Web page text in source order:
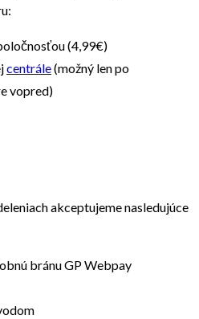
(4,99€)
centrále(možný len po
vopred)
akceptujeme nasledujúce
bránu GP Webpay